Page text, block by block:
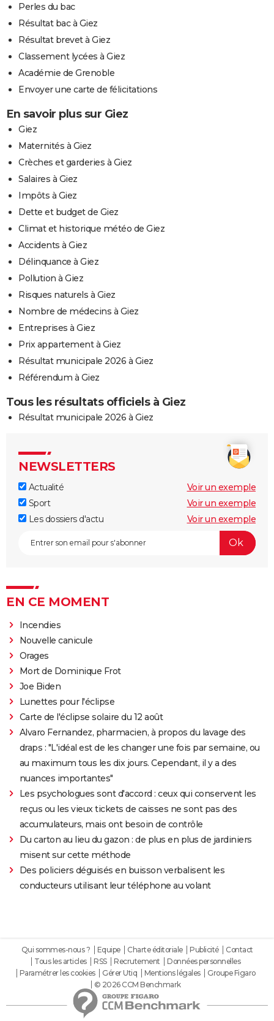
Perles du bac
Résultat bac à Giez
Résultat brevet à Giez
Classement lycées à Giez
Académie de Grenoble
Envoyer une carte de félicitations
En savoir plus sur Giez
Giez
Maternités à Giez
Crèches et garderies à Giez
Salaires à Giez
Impôts à Giez
Dette et budget de Giez
Climat et historique météo de Giez
Accidents à Giez
Délinquance à Giez
Pollution à Giez
Risques naturels à Giez
Nombre de médecins à Giez
Entreprises à Giez
Prix appartement à Giez
Résultat municipale 2026 à Giez
Référendum à Giez
Tous les résultats officiels à Giez
Résultat municipale 2026 à Giez
NEWSLETTERS
Actualité
Voir un exemple
Sport
Voir un exemple
Les dossiers d'actu
Voir un exemple
EN CE MOMENT
Incendies
Nouvelle canicule
Orages
Mort de Dominique Frot
Joe Biden
Lunettes pour l'éclipse
Carte de l'éclipse solaire du 12 août
Alvaro Fernandez, pharmacien, à propos du lavage des
draps : "L'idéal est de les changer une fois par semaine, ou
au maximum tous les dix jours. Cependant, il y a des
nuances importantes"
Les psychologues sont d'accord : ceux qui conservent les
reçus ou les vieux tickets de caisses ne sont pas des
accumulateurs, mais ont besoin de contrôle
Du carton au lieu du gazon : de plus en plus de jardiniers
misent sur cette méthode
Des policiers déguisés en buisson verbalisent les
conducteurs utilisant leur téléphone au volant
Qui sommes-nous ? Equipe Charte éditoriale Publicité
Contact
Tous les articles
RSS Recrutement
Données personnelles
Paramétrer les cookies
Gérer Utiq Mentions légales
Groupe Figaro
© 2026 CCM Benchmark